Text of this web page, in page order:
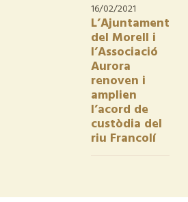
16/02/2021
L’Ajuntament
del Morell i
l’Associació
Aurora
renoven i
amplien
l’acord de
custòdia del
riu Francolí